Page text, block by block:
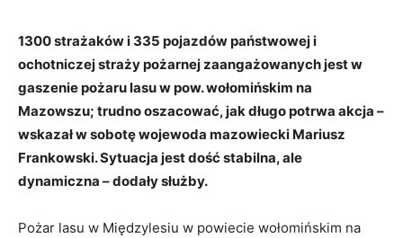
1300 strażaków i 335 pojazdów państwowej i
ochotniczej straży pożarnej zaangażowanych jest w
gaszenie pożaru lasu w pow. wołomińskim na
Mazowszu; trudno oszacować, jak długo potrwa akcja –
wskazał w sobotę wojewoda mazowiecki Mariusz
Frankowski. Sytuacja jest dość stabilna, ale
dynamiczna – dodały służby.
Pożar lasu w Międzylesiu w powiecie wołomińskim na